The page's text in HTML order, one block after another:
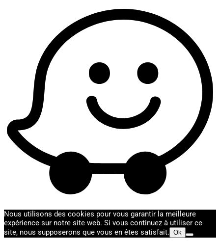
Nous utilisons des cookies pour vous garantir la meilleure
expérience sur notre site web. Si vous continuez à utiliser ce
site, nous supposerons que vous en êtes satisfait. Ok